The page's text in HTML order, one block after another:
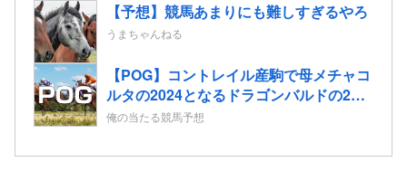
【予想】競馬あまりにも難しすぎるやろ
うまちゃんねる
【POG】コントレイル産駒で母メチャコ
ルタの2024となるドラゴンバルドの2歳
情報
俺の当たる競馬予想